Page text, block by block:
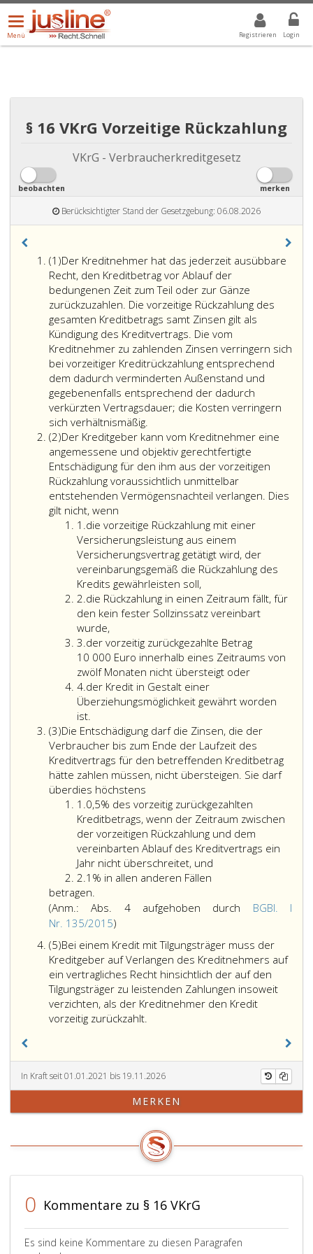
Registrieren Login
Menü
öffnen/schließen
Menü
ALLE DROPDOWN: GEWÄHLTER WERT IST ALLE
§ 16 VKrG Vorzeitige Rückzahlung
VKrG - Verbraucherkreditgesetz
beobachten merken
Berücksichtigter Stand der Gesetzgebung: 06.08.2026
(1)Absatz
eins
Der Kreditnehmer hat das jederzeit ausübbare
Recht, den Kreditbetrag vor Ablauf der
bedungenen Zeit zum Teil oder zur Gänze
zurückzuzahlen. Die vorzeitige Rückzahlung des
gesamten Kreditbetrags samt Zinsen gilt als
Kündigung des Kreditvertrags. Die vom
Kreditnehmer zu zahlenden Zinsen verringern sich
bei vorzeitiger Kreditrückzahlung entsprechend
dem dadurch verminderten Außenstand und
gegebenenfalls entsprechend der dadurch
verkürzten Vertragsdauer; die Kosten verringern
sich verhältnismäßig.
(2)Absatz
2
Der Kreditgeber kann vom Kreditnehmer eine
angemessene und objektiv gerechtfertigte
Entschädigung für den ihm aus der vorzeitigen
Rückzahlung voraussichtlich unmittelbar
entstehenden Vermögensnachteil verlangen. Dies
gilt nicht, wenn
1.Ziffer
eins
die vorzeitige Rückzahlung mit einer
Versicherungsleistung aus einem
Versicherungsvertrag getätigt wird, der
vereinbarungsgemäß die Rückzahlung des
Kredits gewährleisten soll,
2.Ziffer
2
die Rückzahlung in einen Zeitraum fällt, für
den kein fester Sollzinssatz vereinbart
wurde,
3.Ziffer
3
der vorzeitig zurückgezahlte Betrag
10 000 Euro innerhalb eines Zeitraums von
zwölf Monaten nicht übersteigt oder
4.Ziffer
4
der Kredit in Gestalt einer
Überziehungsmöglichkeit gewährt worden
ist.
(3)Absatz
3
Die Entschädigung darf die Zinsen, die der
Verbraucher bis zum Ende der Laufzeit des
Kreditvertrags für den betreffenden Kreditbetrag
hätte zahlen müssen, nicht übersteigen. Sie darf
überdies höchstens
1.Ziffer
eins
0,5% des vorzeitig zurückgezahlten
Kreditbetrags, wenn der Zeitraum zwischen
der vorzeitigen Rückzahlung und dem
vereinbarten Ablauf des Kreditvertrags ein
Jahr nicht überschreitet, und
2.Ziffer
2
1% in allen anderen Fällen
betragen.
(Anm.: Abs. 4 aufgehoben durch BGBl. I
Nr. 135/2015)
Absatz
4,
aufgehoben
durch
Bundesgesetzblatt
Teil
aus
2015,)
(5)Absatz
5
Bei einem Kredit mit Tilgungsträger muss der
Kreditgeber auf Verlangen des Kreditnehmers auf
ein vertragliches Recht hinsichtlich der auf den
Tilgungsträger zu leistenden Zahlungen insoweit
verzichten, als der Kreditnehmer den Kredit
vorzeitig zurückzahlt.
In Kraft seit 01.01.2021 bis 19.11.2026
MERKEN
0 Kommentare zu § 16 VKrG
Es sind keine Kommentare zu diesen Paragrafen